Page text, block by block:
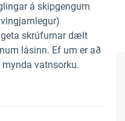
á skipgengum
geta skrúfurnar dælt
lásinn. Ef um er að
vatnsorku.